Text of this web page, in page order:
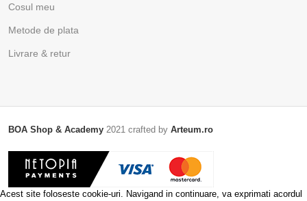
Cosul meu
Metode de plata
Livrare & retur
BOA Shop & Academy 2021 crafted by Arteum.ro
Acest site foloseste cookie-uri. Navigand in continuare, va exprimati acordul